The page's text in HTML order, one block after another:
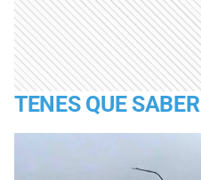
TENES QUE SABER